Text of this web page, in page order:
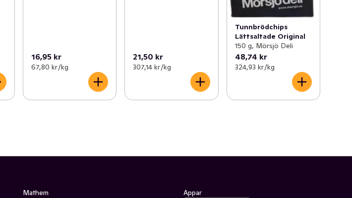
16,95 kr
67,80 kr /kg
21,50 kr
307,14 kr /kg
Tunnbrödchips
Lättsaltade Original
150 g, Mörsjö Deli
48,74 kr
324,93 kr /kg
Mathem Appar